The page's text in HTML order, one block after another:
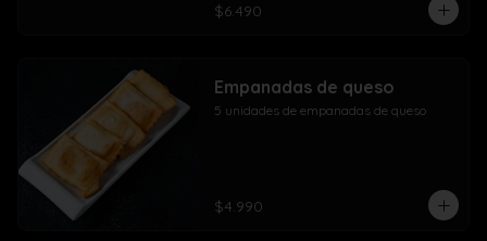
$6.490
Empanadas de queso
5 unidades de empanadas de queso
$4.990